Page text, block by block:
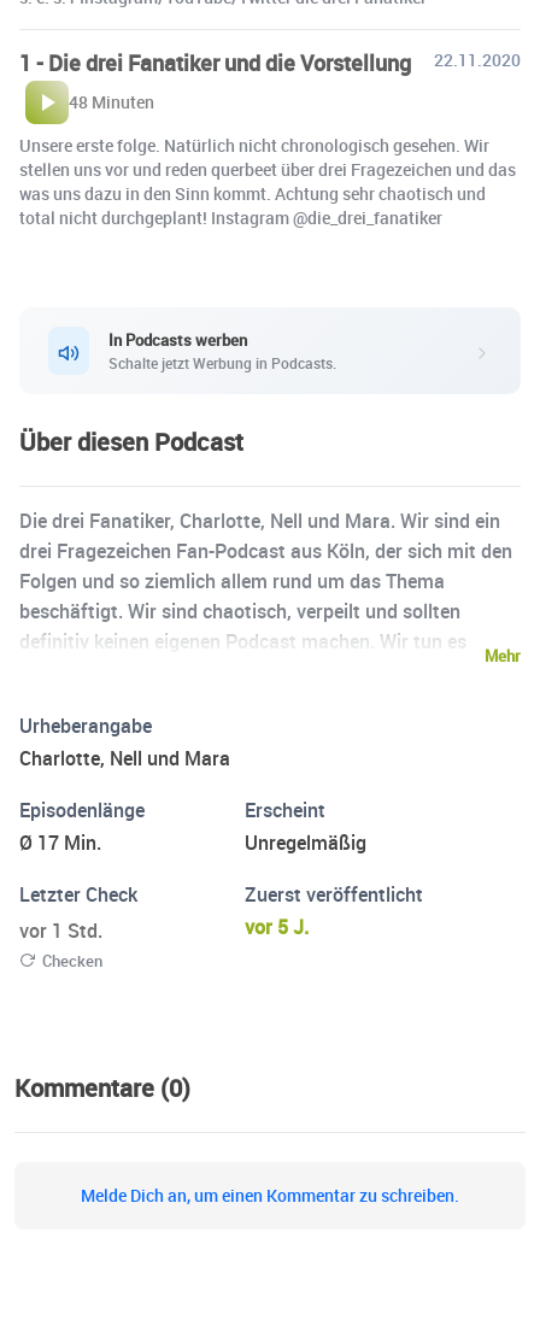
1 - Die drei Fanatiker und die Vorstellung
22.11.2020
48 Minuten
Unsere erste folge. Natürlich nicht chronologisch gesehen. Wir
stellen uns vor und reden querbeet über drei Fragezeichen und das
was uns dazu in den Sinn kommt. Achtung sehr chaotisch und
total nicht durchgeplant! Instagram @die_drei_fanatiker
In Podcasts werben
Schalte jetzt Werbung in Podcasts.
Über diesen Podcast
Die drei Fanatiker, Charlotte, Nell und Mara. Wir sind ein
drei Fragezeichen Fan-Podcast aus Köln, der sich mit den
Folgen und so ziemlich allem rund um das Thema
beschäftigt. Wir sind chaotisch, verpeilt und sollten
definitiv keinen eigenen Podcast machen. Wir tun es
Mehr
Urheberangabe
Charlotte, Nell und Mara
Episodenlänge
Ø 17 Min.
Erscheint
Unregelmäßig
Letzter Check
vor 1 Std.
Checken
Zuerst veröffentlicht
vor 5 J.
Kommentare (0)
Melde Dich an, um einen Kommentar zu schreiben.